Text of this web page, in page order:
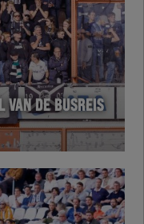
VAN DE BUSREIS